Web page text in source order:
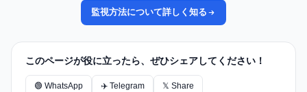
監視方法について詳しく知る
このページが役に立ったら、ぜひシェアしてください！
🟢 WhatsApp ✈️ Telegram 𝕏 Share